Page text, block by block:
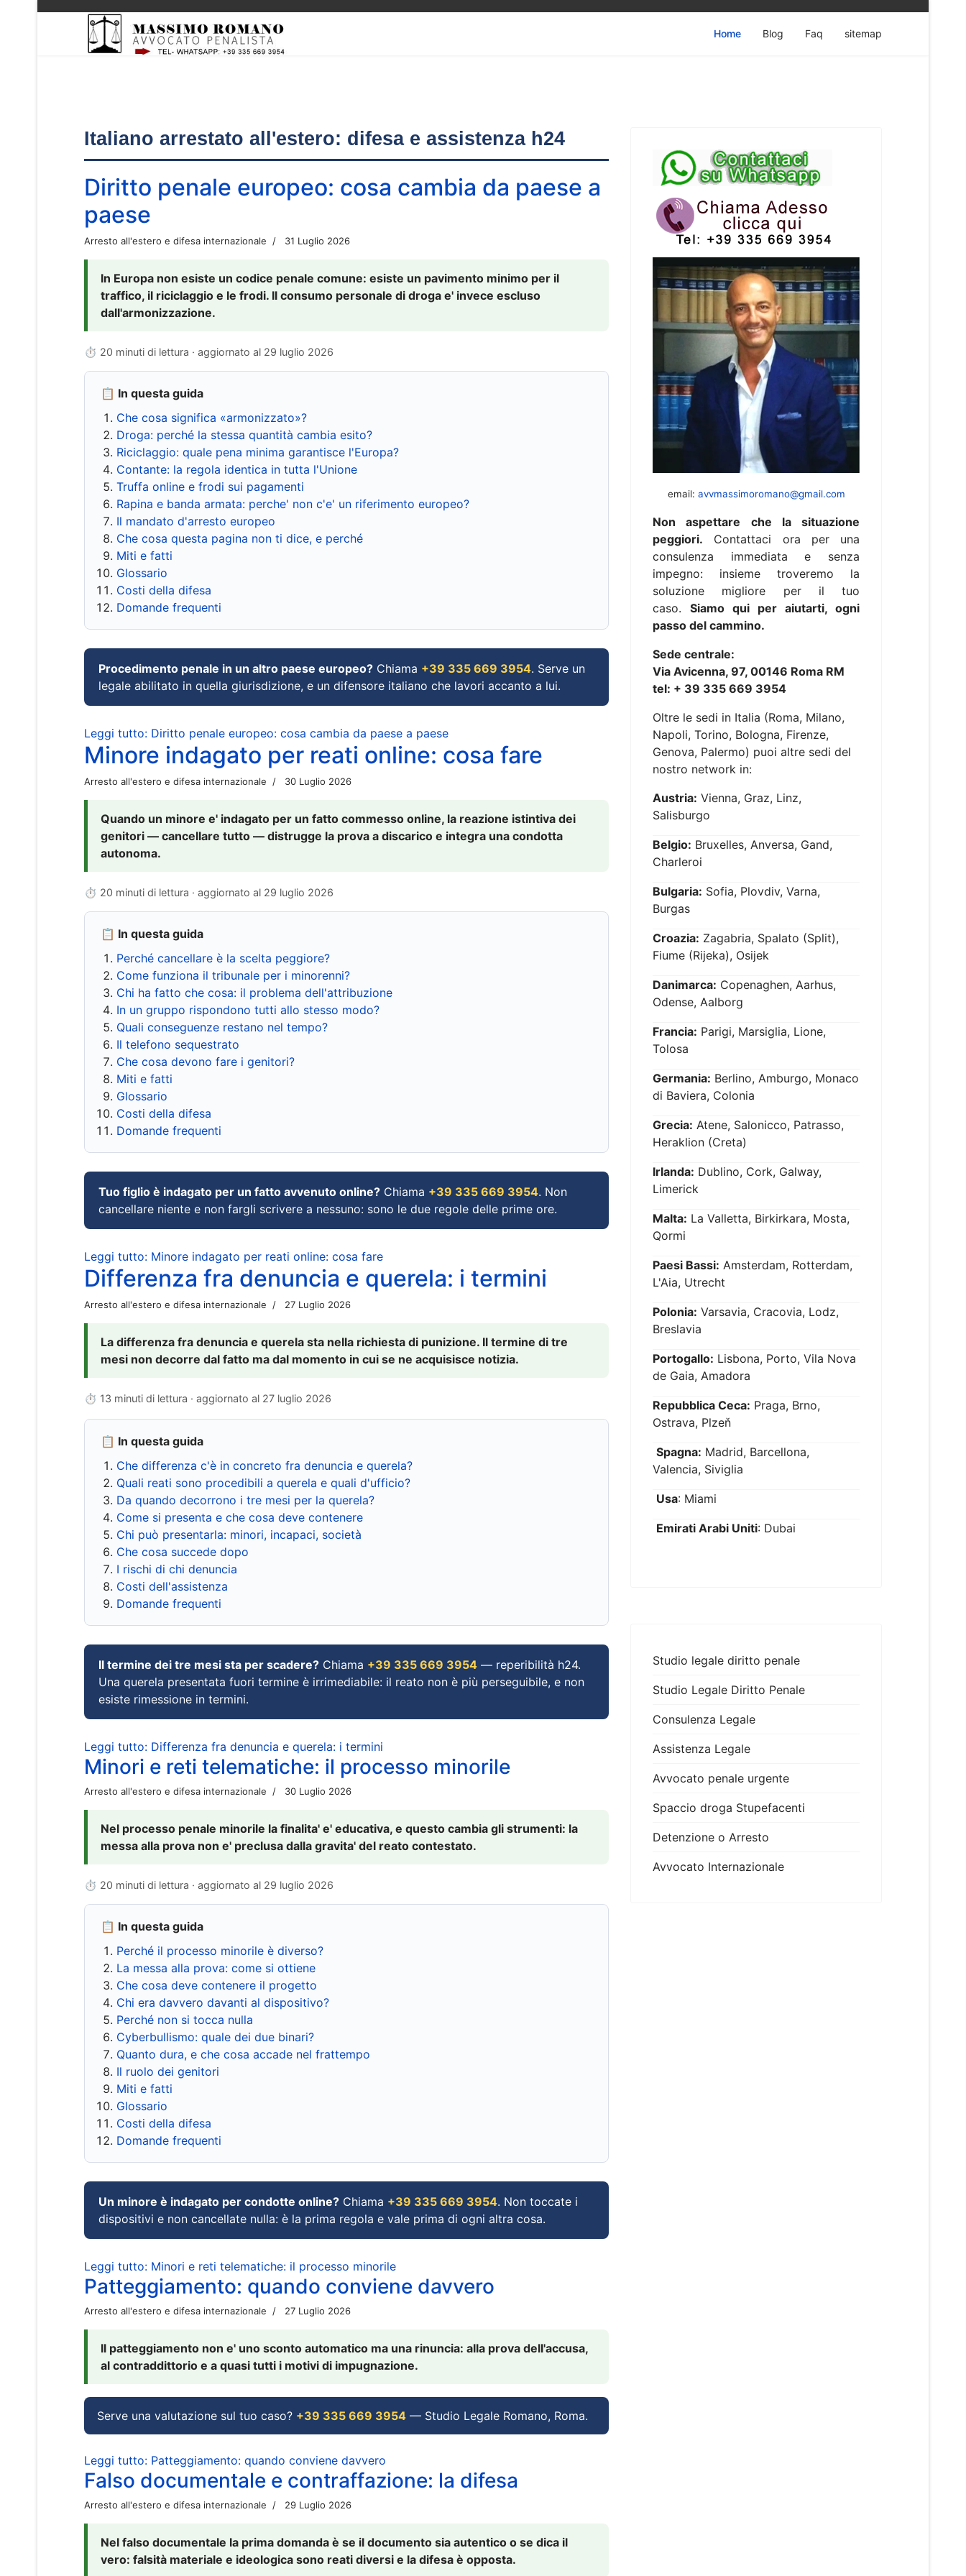
Home Blog Faq sitemap
Italiano arrestato all'estero: difesa e assistenza h24
Diritto penale europeo: cosa cambia da paese a
paese
Arresto all'estero e difesa internazionale 31 Luglio 2026
In Europa non esiste un codice penale comune: esiste un pavimento minimo per il
traffico, il riciclaggio e le frodi. Il consumo personale di droga e' invece escluso
dall'armonizzazione.
⏱ 20 minuti di lettura · aggiornato al 29 luglio 2026
📋 In questa guida
Che cosa significa «armonizzato»?
Droga: perché la stessa quantità cambia esito?
Riciclaggio: quale pena minima garantisce l'Europa?
Contante: la regola identica in tutta l'Unione
Truffa online e frodi sui pagamenti
Rapina e banda armata: perche' non c'e' un riferimento europeo?
Il mandato d'arresto europeo
Che cosa questa pagina non ti dice, e perché
Miti e fatti
Glossario
Costi della difesa
Domande frequenti
Procedimento penale in un altro paese europeo? Chiama +39 335 669 3954. Serve un
legale abilitato in quella giurisdizione, e un difensore italiano che lavori accanto a lui.
Leggi tutto: Diritto penale europeo: cosa cambia da paese a paese
Minore indagato per reati online: cosa fare
Arresto all'estero e difesa internazionale 30 Luglio 2026
Quando un minore e' indagato per un fatto commesso online, la reazione istintiva dei
genitori — cancellare tutto — distrugge la prova a discarico e integra una condotta
autonoma.
⏱ 20 minuti di lettura · aggiornato al 29 luglio 2026
📋 In questa guida
Perché cancellare è la scelta peggiore?
Come funziona il tribunale per i minorenni?
Chi ha fatto che cosa: il problema dell'attribuzione
In un gruppo rispondono tutti allo stesso modo?
Quali conseguenze restano nel tempo?
Il telefono sequestrato
Che cosa devono fare i genitori?
Miti e fatti
Glossario
Costi della difesa
Domande frequenti
Tuo figlio è indagato per un fatto avvenuto online? Chiama +39 335 669 3954. Non
cancellare niente e non fargli scrivere a nessuno: sono le due regole delle prime ore.
Leggi tutto: Minore indagato per reati online: cosa fare
Differenza fra denuncia e querela: i termini
Arresto all'estero e difesa internazionale 27 Luglio 2026
La differenza fra denuncia e querela sta nella richiesta di punizione. Il termine di tre
mesi non decorre dal fatto ma dal momento in cui se ne acquisisce notizia.
⏱ 13 minuti di lettura · aggiornato al 27 luglio 2026
📋 In questa guida
Che differenza c'è in concreto fra denuncia e querela?
Quali reati sono procedibili a querela e quali d'ufficio?
Da quando decorrono i tre mesi per la querela?
Come si presenta e che cosa deve contenere
Chi può presentarla: minori, incapaci, società
Che cosa succede dopo
I rischi di chi denuncia
Costi dell'assistenza
Domande frequenti
Il termine dei tre mesi sta per scadere? Chiama +39 335 669 3954 — reperibilità h24.
Una querela presentata fuori termine è irrimediabile: il reato non è più perseguibile, e non
esiste rimessione in termini.
Leggi tutto: Differenza fra denuncia e querela: i termini
Minori e reti telematiche: il processo minorile
Arresto all'estero e difesa internazionale 30 Luglio 2026
Nel processo penale minorile la finalita' e' educativa, e questo cambia gli strumenti: la
messa alla prova non e' preclusa dalla gravita' del reato contestato.
⏱ 20 minuti di lettura · aggiornato al 29 luglio 2026
📋 In questa guida
Perché il processo minorile è diverso?
La messa alla prova: come si ottiene
Che cosa deve contenere il progetto
Chi era davvero davanti al dispositivo?
Perché non si tocca nulla
Cyberbullismo: quale dei due binari?
Quanto dura, e che cosa accade nel frattempo
Il ruolo dei genitori
Miti e fatti
Glossario
Costi della difesa
Domande frequenti
Un minore è indagato per condotte online? Chiama +39 335 669 3954. Non toccate i
dispositivi e non cancellate nulla: è la prima regola e vale prima di ogni altra cosa.
Leggi tutto: Minori e reti telematiche: il processo minorile
Patteggiamento: quando conviene davvero
Arresto all'estero e difesa internazionale 27 Luglio 2026
Il patteggiamento non e' uno sconto automatico ma una rinuncia: alla prova dell'accusa,
al contraddittorio e a quasi tutti i motivi di impugnazione.
Serve una valutazione sul tuo caso? +39 335 669 3954 — Studio Legale Romano, Roma.
Leggi tutto: Patteggiamento: quando conviene davvero
Falso documentale e contraffazione: la difesa
Arresto all'estero e difesa internazionale 29 Luglio 2026
Nel falso documentale la prima domanda è se il documento sia autentico o se dica il
vero: falsità materiale e ideologica sono reati diversi e la difesa è opposta.
email: avvmassimoromano@gmail.com
Non aspettare che la situazione
peggiori. Contattaci ora per una
consulenza immediata e senza
impegno: insieme troveremo la
soluzione migliore per il tuo
caso. Siamo qui per aiutarti, ogni
passo del cammino.
Sede centrale:
Via Avicenna, 97, 00146 Roma RM
tel: + 39 335 669 3954
Oltre le sedi in Italia (Roma, Milano,
Napoli, Torino, Bologna, Firenze,
Genova, Palermo) puoi altre sedi del
nostro network in:
Austria: Vienna, Graz, Linz,
Salisburgo
Belgio: Bruxelles, Anversa, Gand,
Charleroi
Bulgaria: Sofia, Plovdiv, Varna,
Burgas
Croazia: Zagabria, Spalato (Split),
Fiume (Rijeka), Osijek
Danimarca: Copenaghen, Aarhus,
Odense, Aalborg
Francia: Parigi, Marsiglia, Lione,
Tolosa
Germania: Berlino, Amburgo, Monaco
di Baviera, Colonia
Grecia: Atene, Salonicco, Patrasso,
Heraklion (Creta)
Irlanda: Dublino, Cork, Galway,
Limerick
Malta: La Valletta, Birkirkara, Mosta,
Qormi
Paesi Bassi: Amsterdam, Rotterdam,
L'Aia, Utrecht
Polonia: Varsavia, Cracovia, Lodz,
Breslavia
Portogallo: Lisbona, Porto, Vila Nova
de Gaia, Amadora
Repubblica Ceca: Praga, Brno,
Ostrava, Plzeň
Spagna: Madrid, Barcellona,
Valencia, Siviglia
Usa: Miami
Emirati Arabi Uniti: Dubai
Studio legale diritto penale
Studio Legale Diritto Penale
Consulenza Legale
Assistenza Legale
Avvocato penale urgente
Spaccio droga Stupefacenti
Detenzione o Arresto
Avvocato Internazionale